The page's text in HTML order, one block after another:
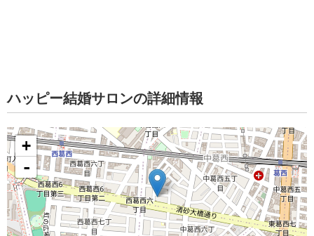
ハッピー結婚サロンの詳細情報
+
-